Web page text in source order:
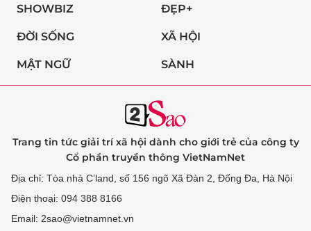
SHOWBIZ ĐẸP+
ĐỜI SỐNG XÃ HỘI
MẬT NGỮ SÀNH
Trang tin tức giải trí xã hội dành cho giới trẻ của công ty
Cổ phần truyền thông VietNamNet
Địa chỉ: Tòa nhà C’land, số 156 ngõ Xã Đàn 2, Đống Đa, Hà Nội
Điện thoại: 094 388 8166
Email: 2sao@vietnamnet.vn